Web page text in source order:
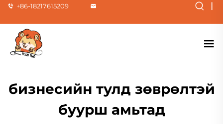
+86-18217615209 |
бизнесийн тулд зөврөлтэй
буурш амьтад